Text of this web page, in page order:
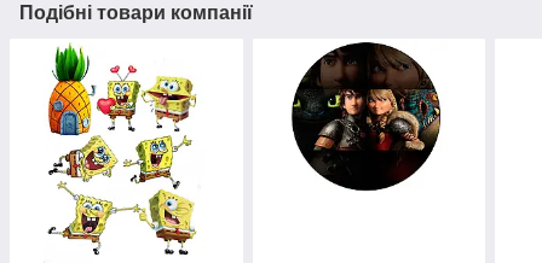
Подібні товари компанії